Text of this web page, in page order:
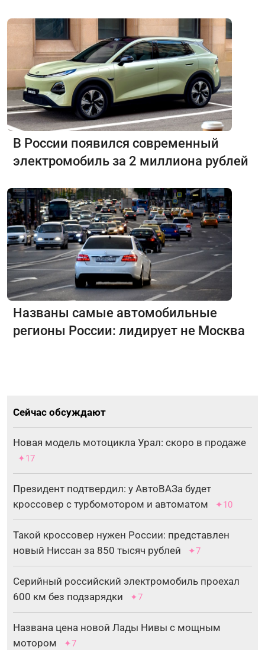
В России появился современный
электромобиль за 2 миллиона рублей
Названы самые автомобильные
регионы России: лидирует не Москва
Сейчас обсуждают
Новая модель мотоцикла Урал: скоро в продаже
✦17
Президент подтвердил: у АвтоВАЗа будет
кроссовер с турбомотором и автоматом
✦10
Такой кроссовер нужен России: представлен
новый Ниссан за 850 тысяч рублей
✦7
Серийный российский электромобиль проехал
600 км без подзарядки
✦7
Названа цена новой Лады Нивы с мощным
мотором
✦7